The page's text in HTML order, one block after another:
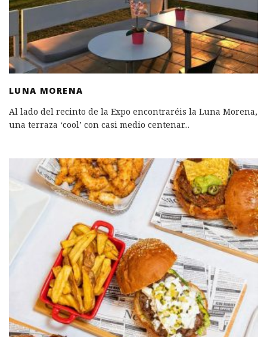
LUNA MORENA
Al lado del recinto de la Expo encontraréis la Luna Morena,
una terraza ‘cool’ con casi medio centenar...